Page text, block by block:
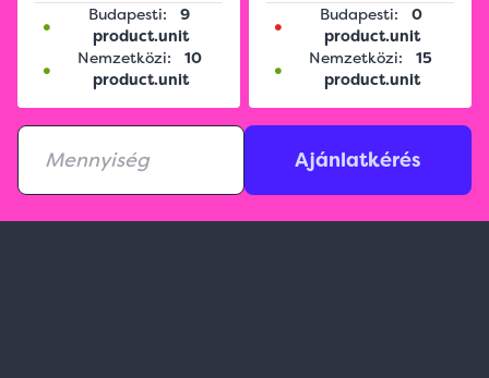
• Budapesti:
9
product.unit
• Nemzetközi:
10
product.unit
• Budapesti:
0
product.unit
• Nemzetközi:
15
product.unit
Ajánlatkérés